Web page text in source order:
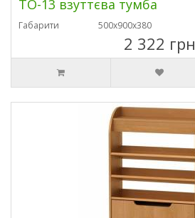
ТО-13 взуттєва тумба
Габарити 500х900х380
2 322 грн